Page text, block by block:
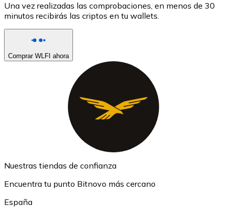
Una vez realizadas las comprobaciones, en menos de 30
minutos recibirás las criptos en tu wallets.
Comprar WLFI ahora
Nuestras tiendas de confianza
Encuentra tu punto Bitnovo más cercano
España